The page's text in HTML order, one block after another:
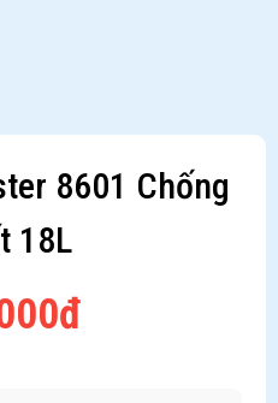
8601 Chống
18L